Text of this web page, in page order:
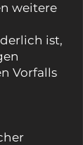
weitere
ist,
Vorfalls